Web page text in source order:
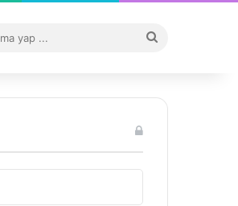
...